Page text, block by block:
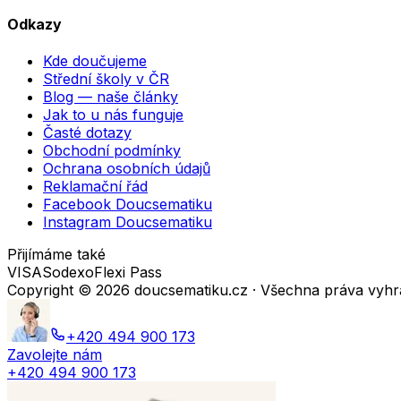
Odkazy
Kde doučujeme
Střední školy v ČR
Blog — naše články
Jak to u nás funguje
Časté dotazy
Obchodní podmínky
Ochrana osobních údajů
Reklamační řád
Facebook Doucsematiku
Instagram Doucsematiku
Přijímáme také
VISASodexoFlexi Pass
Copyright © 2026 doucsematiku.cz · Všechna práva
+420 494 900 173
Zavolejte nám
+420 494 900 173